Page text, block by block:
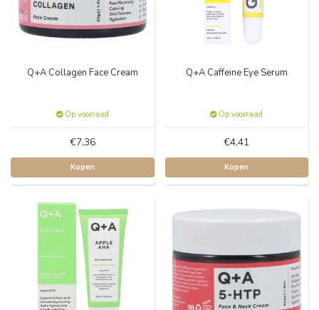
Q+A Collagen Face Cream
Op voorraad
€7,36
Kopen
Q+A Caffeine Eye Serum
Op voorraad
€4,41
Kopen